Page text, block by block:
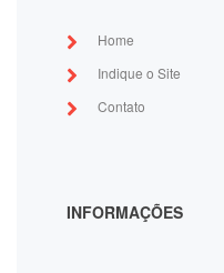
Home
Indique o Site
Contato
INFORMAÇÕES